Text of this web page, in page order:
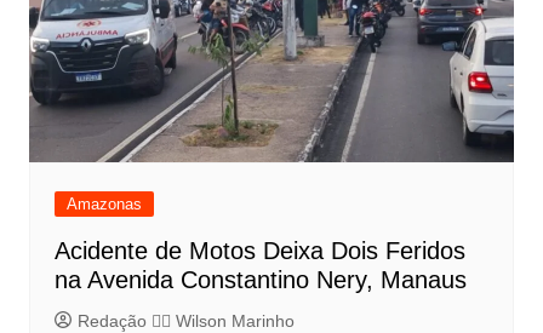
Amazonas
Acidente de Motos Deixa Dois Feridos
na Avenida Constantino Nery, Manaus
Redação 👨‍⚖️​ Wilson Marinho